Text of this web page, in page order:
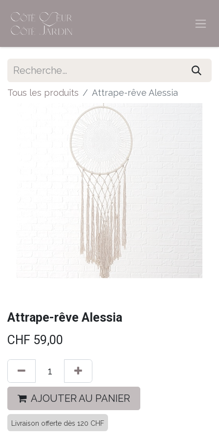
Tous les produits Attrape-rêve Alessia
Attrape-rêve Alessia
CHF 59,00
AJOUTER AU PANIER
Livraison offerte dès 120 CHF